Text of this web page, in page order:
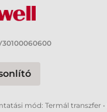
mód: Termál transzfer